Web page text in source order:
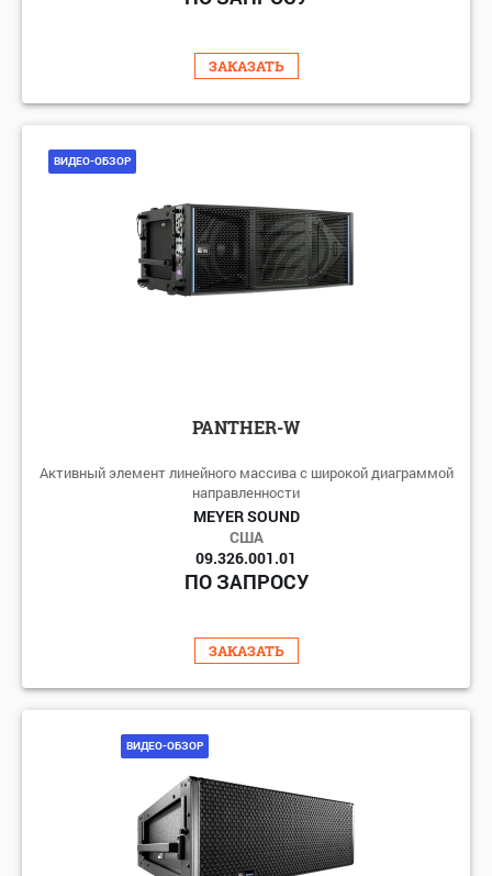
ЗАКАЗАТЬ
ВИДЕО-ОБЗОР
PANTHER-W
Активный элемент линейного массива с широкой диаграммой
направленности
MEYER SOUND
США
09.326.001.01
ПО ЗАПРОСУ
ЗАКАЗАТЬ
ВИДЕО-ОБЗОР